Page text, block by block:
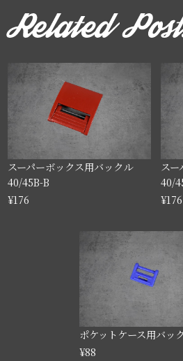
スーパーボックス用バックル
40/45B-B
¥176
ス
40/
¥176
ポケットケース用バッ
¥88